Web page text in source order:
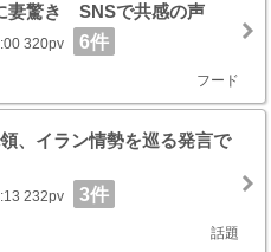
妻驚き SNSで共感の声
320pv 6件
フード
、イラン情勢を巡る発言で
232pv 3件
話題